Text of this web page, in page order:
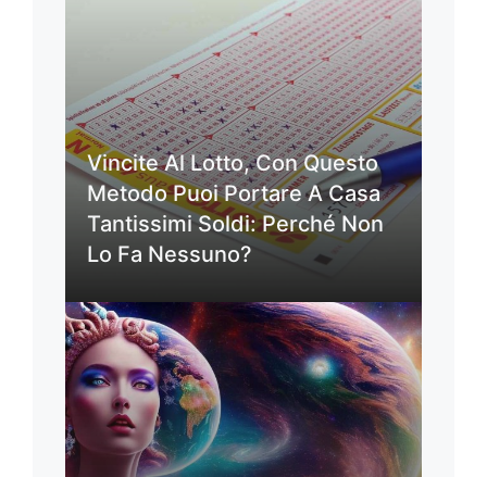
Vincite Al Lotto, Con Questo
Metodo Puoi Portare A Casa
Tantissimi Soldi: Perché Non
Lo Fa Nessuno?